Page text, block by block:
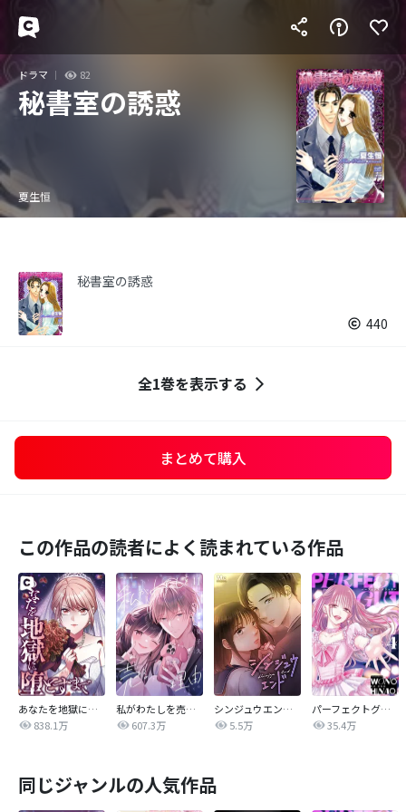
ドラマ 82
秘書室の誘惑
夏生恒
秘書室の誘惑
440
全1巻を表示する
まとめて購入
この作品の読者によく読まれている作品
あなたを地獄に堕とすまで
838.1万
私がわたしを売る理由
607.3万
シンジュウエンド【タテヨミ】
5.5万
パーフェクトグリッター
35.4万
同じジャンルの人気作品